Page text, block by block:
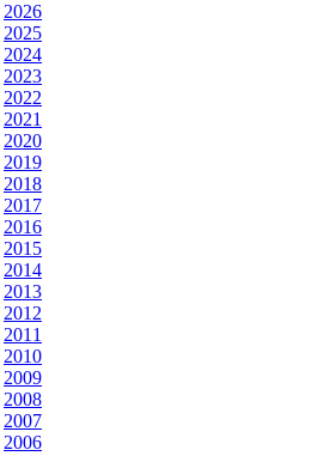
2026
2025
2024
2023
2022
2021
2020
2019
2018
2017
2016
2015
2014
2013
2012
2011
2010
2009
2008
2007
2006